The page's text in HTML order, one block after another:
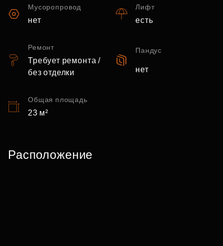
Мусоропровод
нет
Лифт
есть
Ремонт
Требует ремонта /
без отделки
Пандус
нет
Общая площадь
23 м²
Расположение